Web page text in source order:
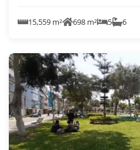
15,559 m² 698 m² 5 6